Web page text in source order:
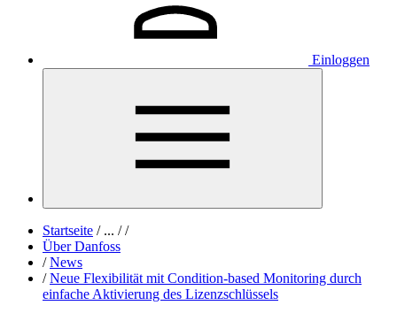
Einloggen
Startseite /... / /
Über Danfoss
/ News
/ Neue Flexibilität mit Condition-based Monitoring durch
einfache Aktivierung des Lizenzschlüssels